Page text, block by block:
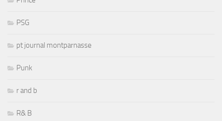
PSG
pt journal montparnasse
Punk
r and b
R& B